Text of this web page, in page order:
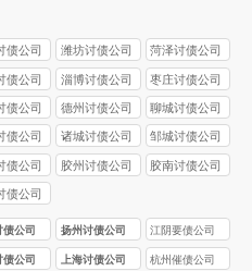
债公司 潍坊讨债公司 菏泽讨债公司
债公司 淄博讨债公司 枣庄讨债公司
债公司 德州讨债公司 聊城讨债公司
债公司 诸城讨债公司 邹城讨债公司
债公司 胶州讨债公司 胶南讨债公司
债公司
公司 扬州讨债公司 江阴要债公司
债公司 上海讨债公司 杭州催债公司